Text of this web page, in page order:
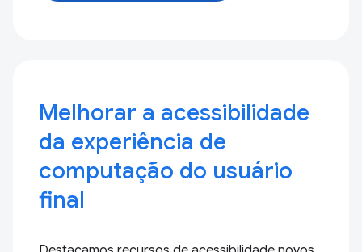
Melhorar a acessibilidade
da experiência de
computação do usuário
final